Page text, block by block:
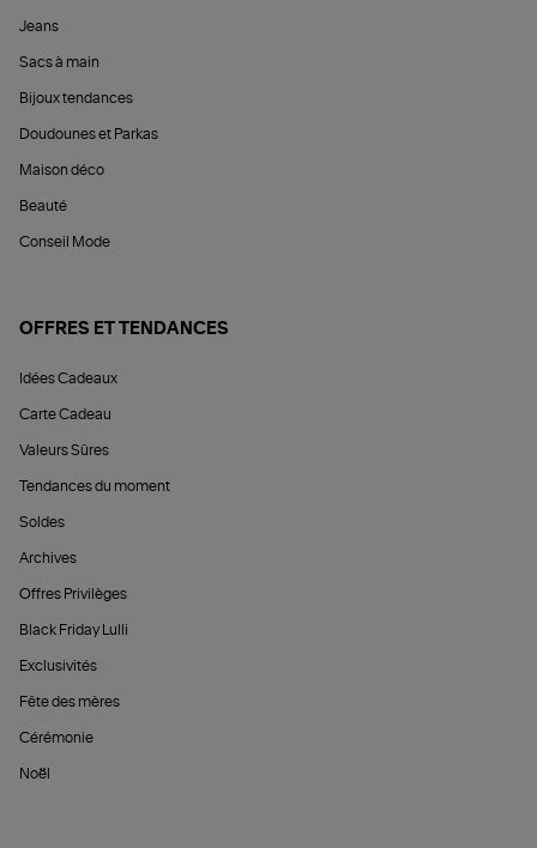
Jeans
Sacs à main
Bijoux tendances
Doudounes et Parkas
Maison déco
Beauté
Conseil Mode
OFFRES ET TENDANCES
Idées Cadeaux
Carte Cadeau
Valeurs Sûres
Tendances du moment
Soldes
Archives
Offres Privilèges
Black Friday Lulli
Exclusivités
Fête des mères
Cérémonie
Noël